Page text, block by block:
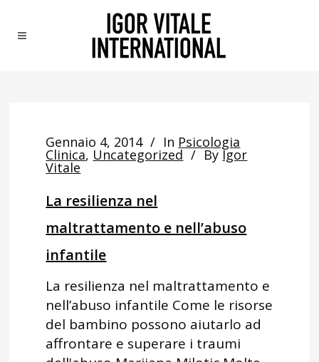
Gennaio 4, 2014 In Psicologia
Clinica, Uncategorized By Igor
Vitale
La resilienza nel
maltrattamento e nell’abuso
infantile
La resilienza nel maltrattamento e
nell’abuso infantile Come le risorse
del bambino possono aiutarlo ad
affrontare e superare i traumi